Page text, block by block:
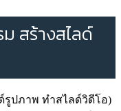
สร้างสไลด์